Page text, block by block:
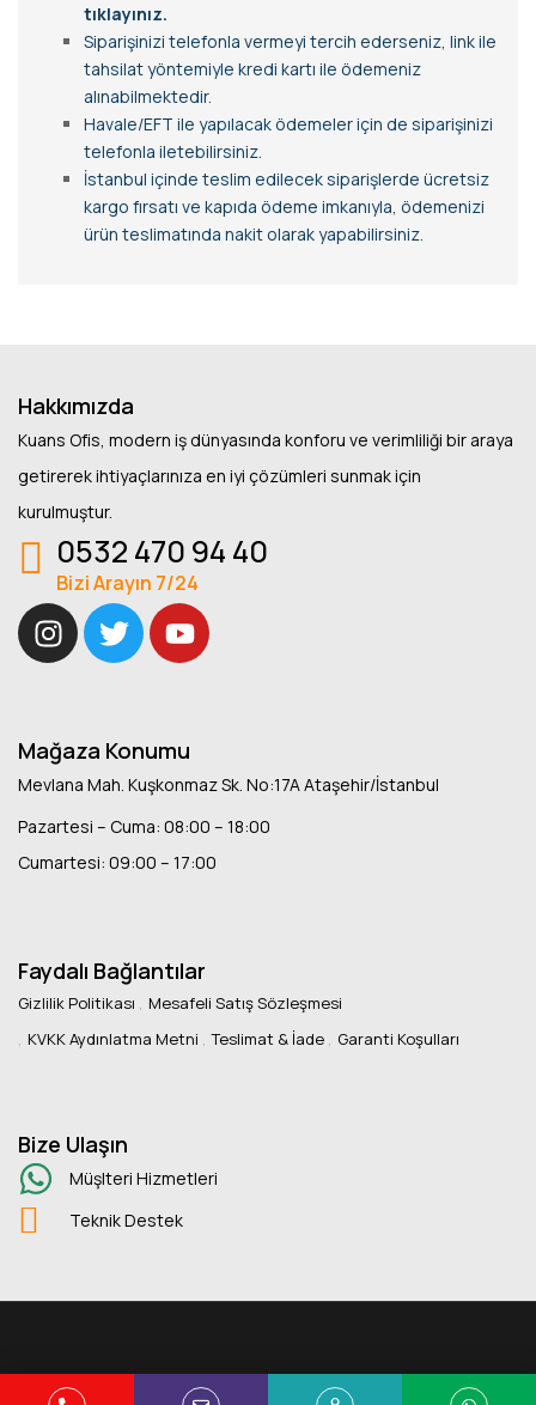
tıklayınız.
Siparişinizi telefonla vermeyi tercih ederseniz, link ile
tahsilat yöntemiyle kredi kartı ile ödemeniz
alınabilmektedir.
Havale/EFT ile yapılacak ödemeler için de siparişinizi
telefonla iletebilirsiniz.
İstanbul içinde teslim edilecek siparişlerde ücretsiz
kargo fırsatı ve kapıda ödeme imkanıyla, ödemenizi
ürün teslimatında nakit olarak yapabilirsiniz.
Hakkımızda
Kuans Ofis, modern iş dünyasında konforu ve verimliliği bir araya
getirerek ihtiyaçlarınıza en iyi çözümleri sunmak için
kurulmuştur.
0532 470 94 40
Bizi Arayın 7/24
Mağaza Konumu
Mevlana Mah. Kuşkonmaz Sk. No:17A Ataşehir/İstanbul
Pazartesi – Cuma: 08:00 – 18:00
Cumartesi: 09:00 – 17:00
Faydalı Bağlantılar
Gizlilik Politikası
Mesafeli Satış Sözleşmesi
KVKK Aydınlatma Metni
Teslimat & İade Garanti Koşulları
Bize Ulaşın
Müşlteri Hizmetleri
Teknik Destek
Copyright © 2025 Kuans Ofis